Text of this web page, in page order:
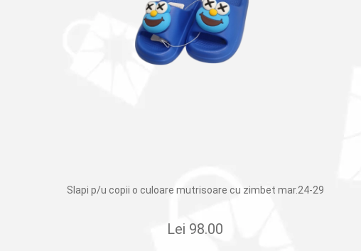
Slapi p/u copii o culoare mutrisoare cu zimbet mar.24-29
Lei 98.00